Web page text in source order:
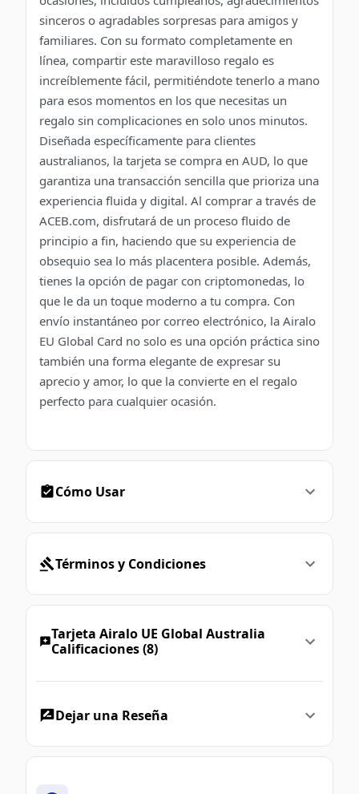
sinceros o agradables sorpresas para amigos y
familiares. Con su formato completamente en
línea, compartir este maravilloso regalo es
increíblemente fácil, permitiéndote tenerlo a mano
para esos momentos en los que necesitas un
regalo sin complicaciones en solo unos minutos.
Diseñada específicamente para clientes
australianos, la tarjeta se compra en AUD, lo que
garantiza una transacción sencilla que prioriza una
experiencia fluida y digital. Al comprar a través de
ACEB.com, disfrutará de un proceso fluido de
principio a fin, haciendo que su experiencia de
obsequio sea lo más placentera posible. Además,
tienes la opción de pagar con criptomonedas, lo
que le da un toque moderno a tu compra. Con
envío instantáneo por correo electrónico, la Airalo
EU Global Card no solo es una opción práctica sino
también una forma elegante de expresar su
aprecio y amor, lo que la convierte en el regalo
perfecto para cualquier ocasión.
Cómo Usar
Términos y Condiciones
Tarjeta Airalo UE Global Australia
Calificaciones (8)
Dejar una Reseña